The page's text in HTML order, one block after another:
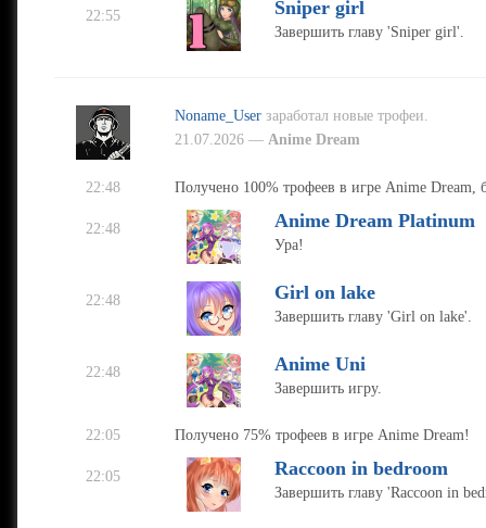
22:55 Sniper girl
Завершить главу 'Sniper girl'.
Noname_User заработал новые трофеи.
21.07.2026 —Anime Dream
22:48 Получено 100% трофеев в игре Anime Dream,
22:48 Anime Dream Platinum
Ура!
22:48 Girl on lake
Завершить главу 'Girl on lake'.
22:48 Anime Uni
Завершить игру.
22:05 Получено 75% трофеев в игре Anime Dream!
22:05 Raccoon in bedroom
Завершить главу 'Raccoon in